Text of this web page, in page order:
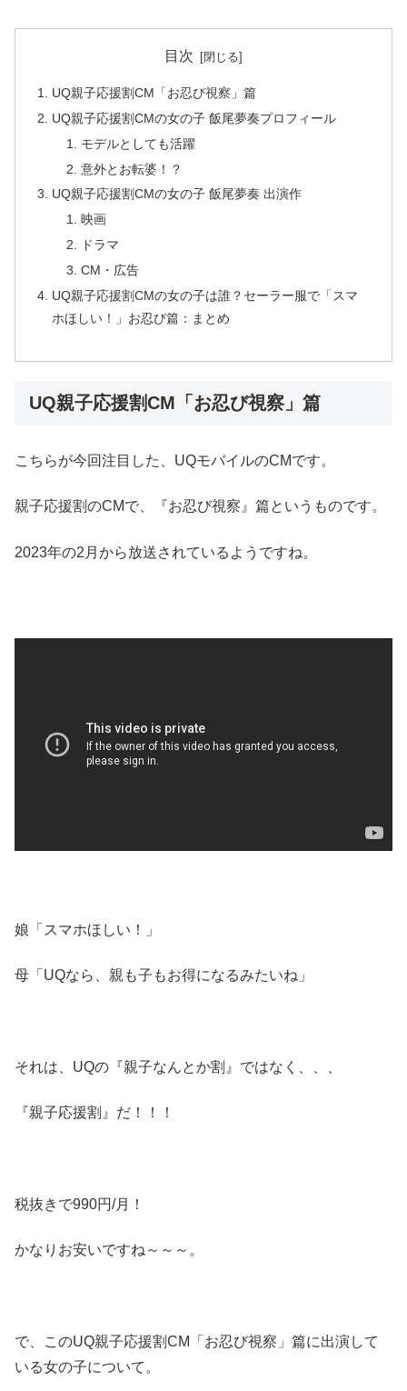
目次
UQ親子応援割CM「お忍び視察」篇
UQ親子応援割CMの女の子 飯尾夢奏プロフィール
モデルとしても活躍
意外とお転婆！？
UQ親子応援割CMの女の子 飯尾夢奏 出演作
映画
ドラマ
CM・広告
UQ親子応援割CMの女の子は誰？セーラー服で「スマ
ホほしい！」お忍び篇：まとめ
UQ親子応援割CM「お忍び視察」篇
こちらが今回注目した、UQモバイルのCMです。
親子応援割のCMで、『お忍び視察』篇というものです。
2023年の2月から放送されているようですね。
娘「スマホほしい！」
母「UQなら、親も子もお得になるみたいね」
それは、UQの『親子なんとか割』ではなく、、、
『親子応援割』だ！！！
税抜きで990円/月！
かなりお安いですね～～～。
で、このUQ親子応援割CM「お忍び視察」篇に出演して
いる女の子について。